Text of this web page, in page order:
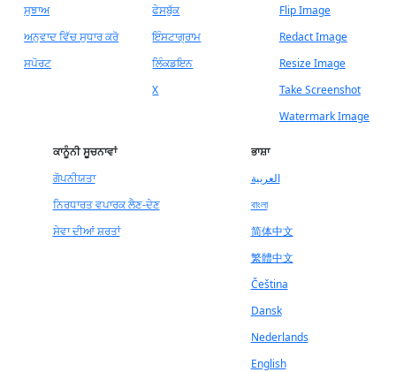
ਸੁਝਾਅ
ਅਨੁਵਾਦ ਵਿੱਚ ਸੁਧਾਰ ਕਰੋ
ਸਪੋਰਟ
ਫੇਸਬੁੱਕ
ਇੰਸਟਾਗ੍ਰਾਮ
ਲਿੰਕਡਇਨ
X
Flip Image
Redact Image
Resize Image
Take Screenshot
Watermark Image
ਕਾਨੂੰਨੀ ਸੂਚਨਾਵਾਂ
ਗੋਪਨੀਯਤਾ
ਨਿਰਧਾਰਤ ਵਪਾਰਕ ਲੈਣ-ਦੇਣ
ਸੇਵਾ ਦੀਆਂ ਸ਼ਰਤਾਂ
ਭਾਸ਼ਾ
العربية
বাংলা
简体中文
繁體中文
Čeština
Dansk
Nederlands
English